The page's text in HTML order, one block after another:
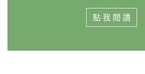
點 我 閱 讀